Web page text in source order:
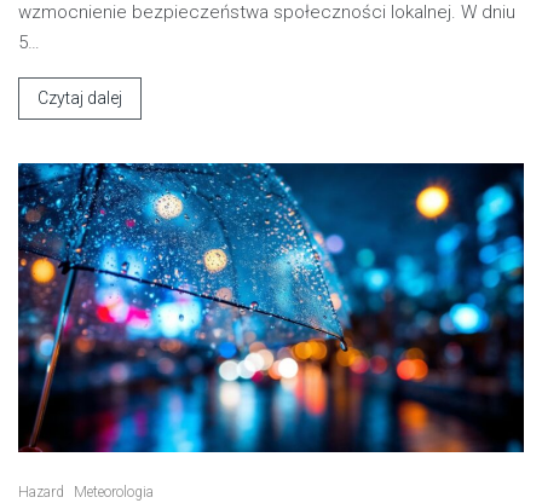
wzmocnienie bezpieczeństwa społeczności lokalnej. W dniu
5…
Czytaj dalej
Hazard Meteorologia